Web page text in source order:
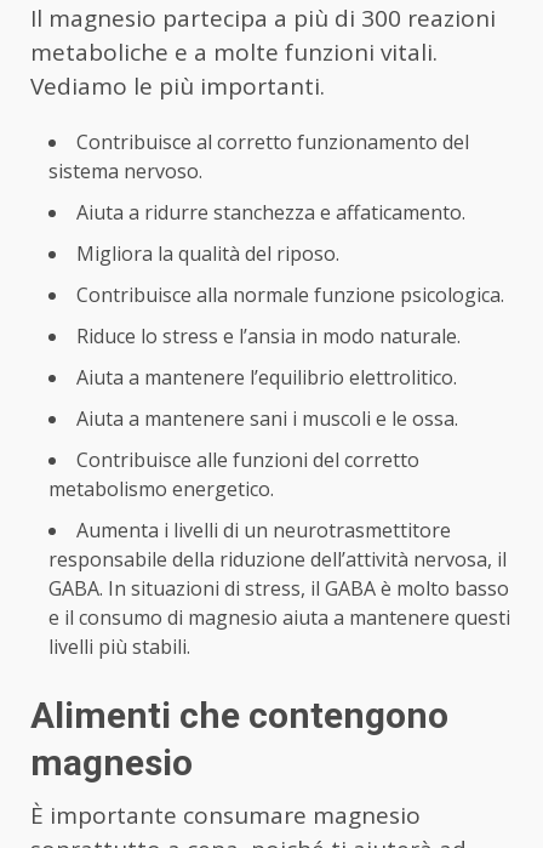
Il magnesio partecipa a più di 300 reazioni
metaboliche e a molte funzioni vitali.
Vediamo le più importanti.
Contribuisce al corretto funzionamento del
sistema nervoso.
Aiuta a ridurre stanchezza e affaticamento.
Migliora la qualità del riposo.
Contribuisce alla normale funzione psicologica.
Riduce lo stress e l’ansia in modo naturale.
Aiuta a mantenere l’equilibrio elettrolitico.
Aiuta a mantenere sani i muscoli e le ossa.
Contribuisce alle funzioni del corretto
metabolismo energetico.
Aumenta i livelli di un neurotrasmettitore
responsabile della riduzione dell’attività nervosa, il
GABA. In situazioni di stress, il GABA è molto basso
e il consumo di magnesio aiuta a mantenere questi
livelli più stabili.
Alimenti che contengono
magnesio
È importante consumare magnesio